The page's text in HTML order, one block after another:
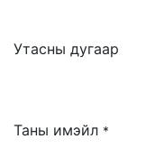
Утасны дугаар
Таны имэйл *